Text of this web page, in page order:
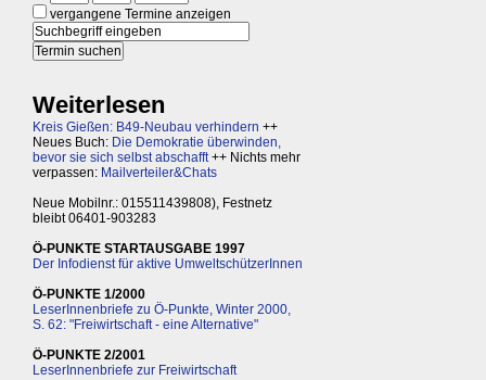
vergangene Termine anzeigen
Weiterlesen
Kreis Gießen: B49-Neubau verhindern ++
Neues Buch: Die Demokratie überwinden,
bevor sie sich selbst abschafft++ Nichts mehr
verpassen: Mailverteiler&Chats
Neue Mobilnr.: 015511439808), Festnetz
bleibt 06401-903283
Ö-PUNKTE STARTAUSGABE 1997
Der Infodienst für aktive UmweltschützerInnen
Ö-PUNKTE 1/2000
LeserInnenbriefe zu Ö-Punkte, Winter 2000,
S. 62: "Freiwirtschaft - eine Alternative"
Ö-PUNKTE 2/2001
LeserInnenbriefe zur Freiwirtschaft